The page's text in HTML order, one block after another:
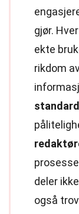
gjør.
ekte
rikdom
deler
også